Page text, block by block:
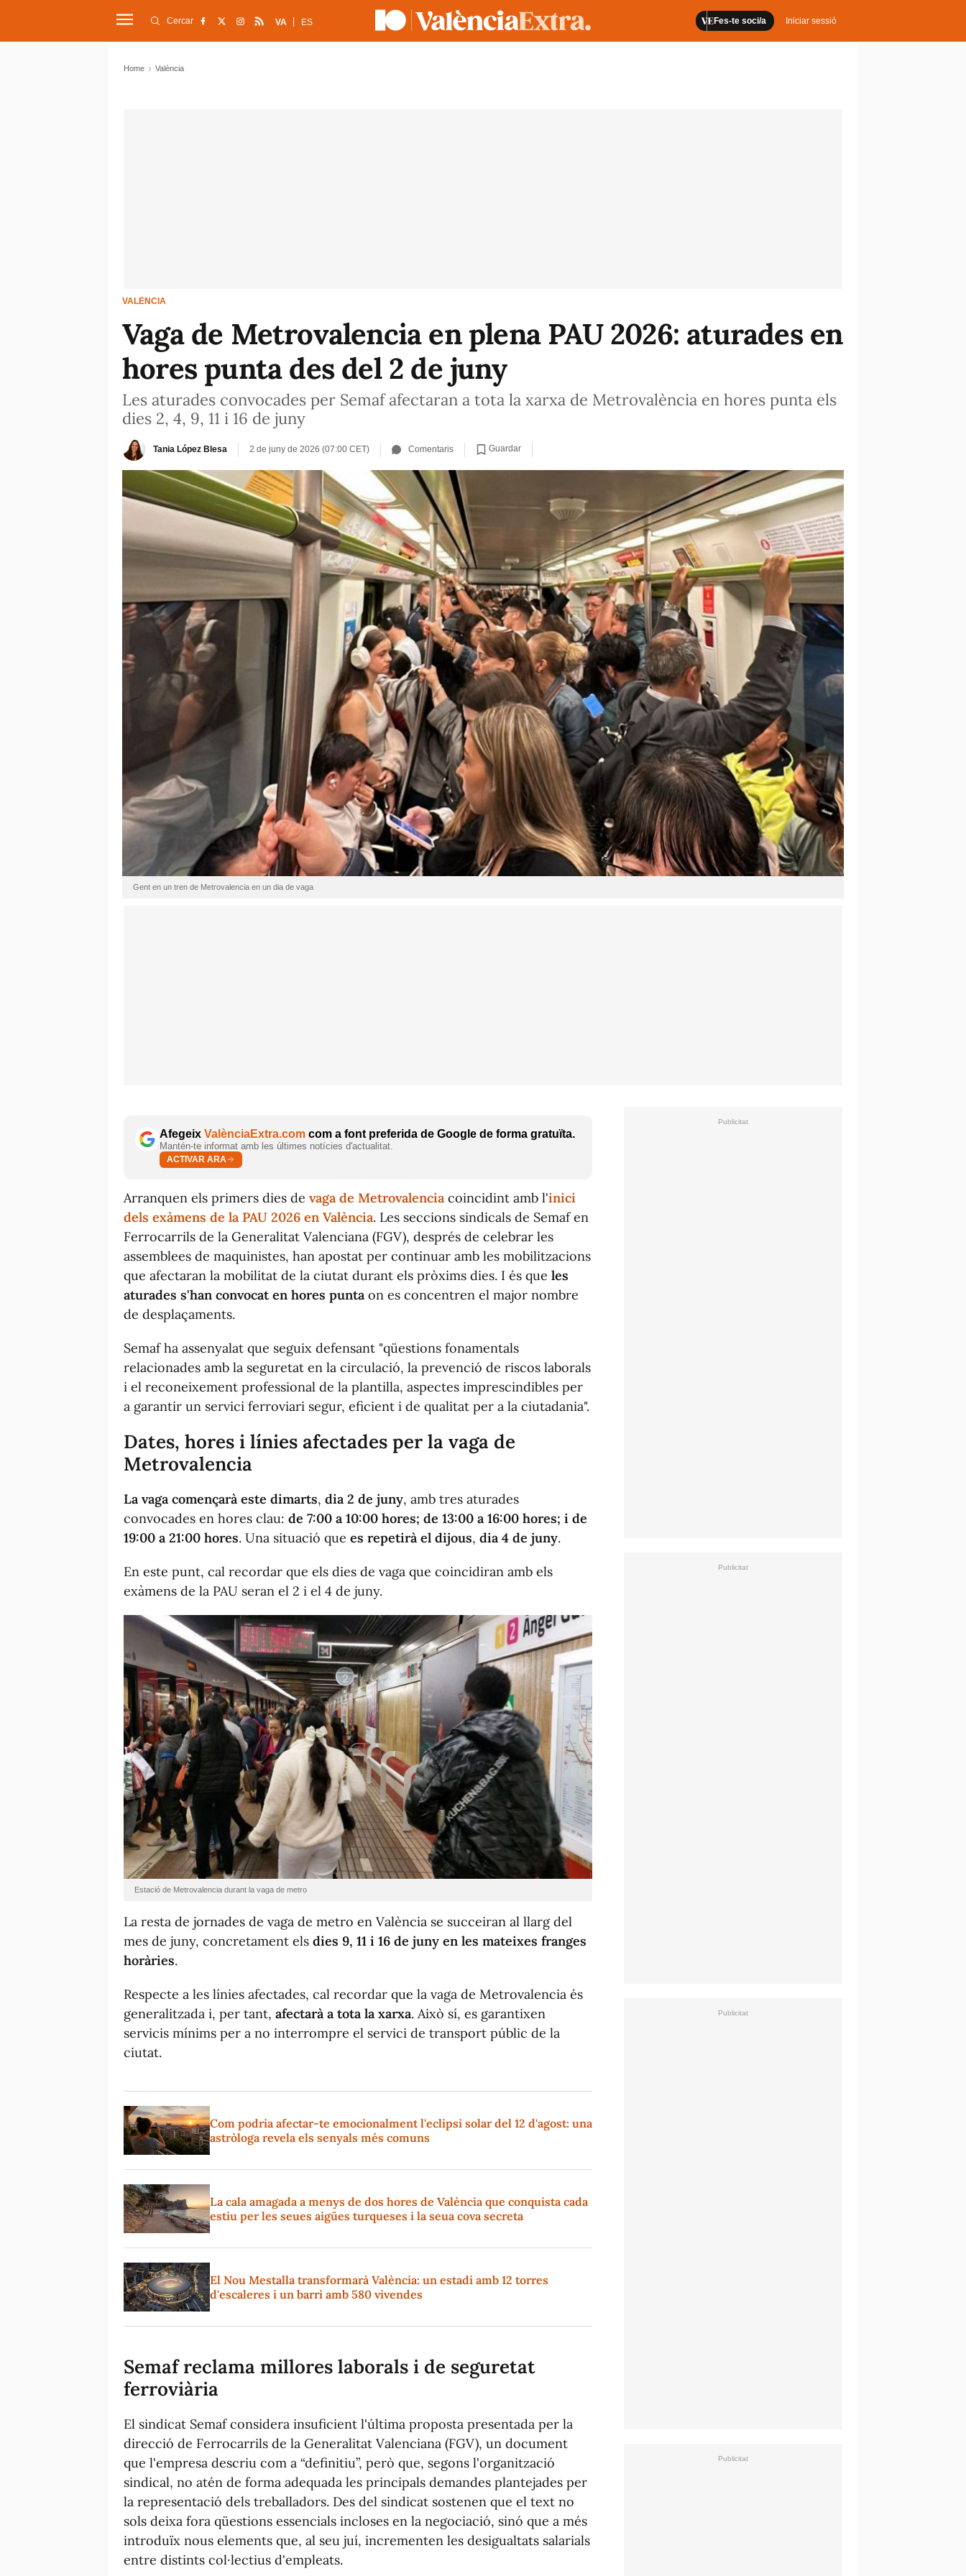
Fes-te soci/a Iniciar sessió
Cercar VA ES
Home València
VALÈNCIA
Vaga de Metrovalencia en plena PAU 2026: aturades en
hores punta des del 2 de juny
Les aturades convocades per Semaf afectaran a tota la xarxa de Metrovalència en hores punta els
dies 2, 4, 9, 11 i 16 de juny
Tania López Blesa 2 de juny de 2026 (07:00 CET) Comentaris Guardar
Gent en un tren de Metrovalencia en un dia de vaga
Afegeix ValènciaExtra.com com a font preferida de Google de forma gratuïta.
Mantén-te informat amb les últimes notícies d'actualitat.
ACTIVAR ARA
Arranquen els primers dies de vaga de Metrovalencia coincidint amb l'inici
dels exàmens de la PAU 2026 en València. Les seccions sindicals de Semaf en
Ferrocarrils de la Generalitat Valenciana (FGV), després de celebrar les
assemblees de maquinistes, han apostat per continuar amb les mobilitzacions
que afectaran la mobilitat de la ciutat durant els pròxims dies. I és que les
aturades s'han convocat en hores punta on es concentren el major nombre
de desplaçaments.
Semaf ha assenyalat que seguix defensant "qüestions fonamentals
relacionades amb la seguretat en la circulació, la prevenció de riscos laborals
i el reconeixement professional de la plantilla, aspectes imprescindibles per
a garantir un servici ferroviari segur, eficient i de qualitat per a la ciutadania".
Dates, hores i línies afectades per la vaga de
Metrovalencia
La vaga començarà este dimarts, dia 2 de juny, amb tres aturades
convocades en hores clau: de 7:00 a 10:00 hores; de 13:00 a 16:00 hores; i de
19:00 a 21:00 hores. Una situació que es repetirà el dijous, dia 4 de juny.
En este punt, cal recordar que els dies de vaga que coincidiran amb els
exàmens de la PAU seran el 2 i el 4 de juny.
Estació de Metrovalencia durant la vaga de metro
La resta de jornades de vaga de metro en València se succeiran al llarg del
mes de juny, concretament els dies 9, 11 i 16 de juny en les mateixes franges
horàries.
Respecte a les línies afectades, cal recordar que la vaga de Metrovalencia és
generalitzada i, per tant, afectarà a tota la xarxa. Això sí, es garantixen
servicis mínims per a no interrompre el servici de transport públic de la
ciutat.
Com podria afectar-te emocionalment l'eclipsi solar del 12 d'agost: una
astròloga revela els senyals més comuns
La cala amagada a menys de dos hores de València que conquista cada
estiu per les seues aigües turqueses i la seua cova secreta
El Nou Mestalla transformarà València: un estadi amb 12 torres
d'escaleres i un barri amb 580 vivendes
Semaf reclama millores laborals i de seguretat
ferroviària
El sindicat Semaf considera insuficient l'última proposta presentada per la
direcció de Ferrocarrils de la Generalitat Valenciana (FGV), un document
que l'empresa descriu com a “definitiu”, però que, segons l'organització
sindical, no atén de forma adequada les principals demandes plantejades per
la representació dels treballadors. Des del sindicat sostenen que el text no
sols deixa fora qüestions essencials incloses en la negociació, sinó que a més
introduïx nous elements que, al seu juí, incrementen les desigualtats salarials
entre distints col·lectius d'empleats.